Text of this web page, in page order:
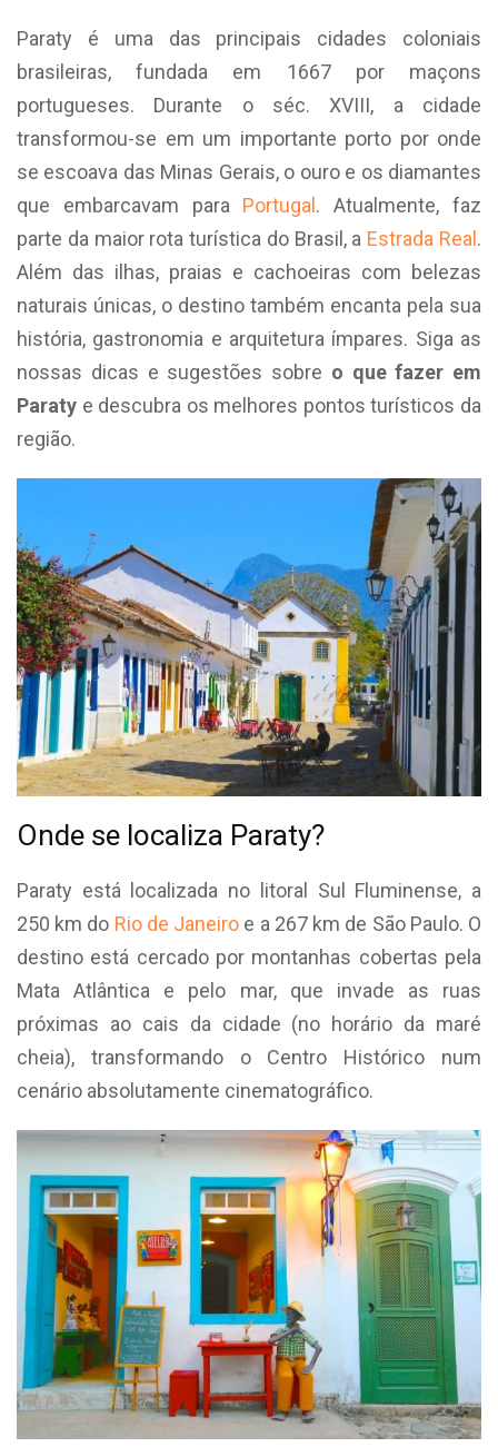
Paraty é uma das principais cidades coloniais
brasileiras, fundada em 1667 por maçons
portugueses. Durante o séc. XVIII, a cidade
transformou-se em um importante porto por onde
se escoava das Minas Gerais, o ouro e os diamantes
que embarcavam para Portugal . Atualmente, faz
parte da maior rota turística do Brasil, a Estrada Real .
Além das ilhas, praias e cachoeiras com belezas
naturais únicas, o destino também encanta pela sua
história, gastronomia e arquitetura ímpares. Siga as
nossas dicas e sugestões sobre o que fazer em
Paraty e descubra os melhores pontos turísticos da
região.
Onde se localiza Paraty?
Paraty está localizada no litoral Sul Fluminense, a
250 km do Rio de Janeiro e a 267 km de São Paulo. O
destino está cercado por montanhas cobertas pela
Mata Atlântica e pelo mar, que invade as ruas
próximas ao cais da cidade (no horário da maré
cheia), transformando o Centro Histórico num
cenário absolutamente cinematográfico.